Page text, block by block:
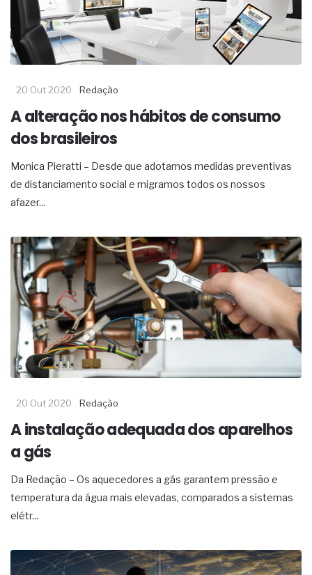
20 Out 2020 Redação
A alteração nos hábitos de consumo
dos brasileiros
Monica Pieratti – Desde que adotamos medidas preventivas
de distanciamento social e migramos todos os nossos
afazer...
20 Out 2020 Redação
A instalação adequada dos aparelhos
a gás
Da Redação – Os aquecedores a gás garantem pressão e
temperatura da água mais elevadas, comparados a sistemas
elétr...